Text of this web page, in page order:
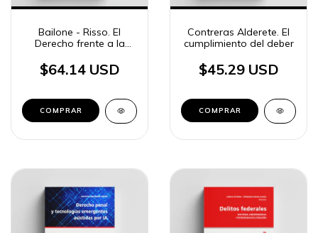
Bailone - Risso. El
Derecho frente a la
$64.14 USD
COMPRAR
Contreras Alderete. El
cumplimiento del deber
$45.29 USD
COMPRAR